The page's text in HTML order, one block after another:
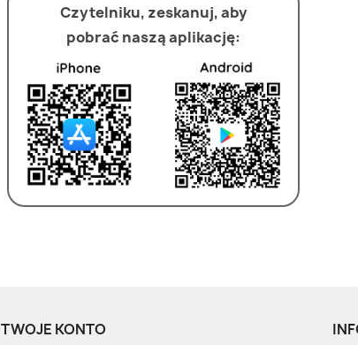
Czytelniku, zeskanuj, aby
pobrać naszą aplikację:
TWOJE KONTO